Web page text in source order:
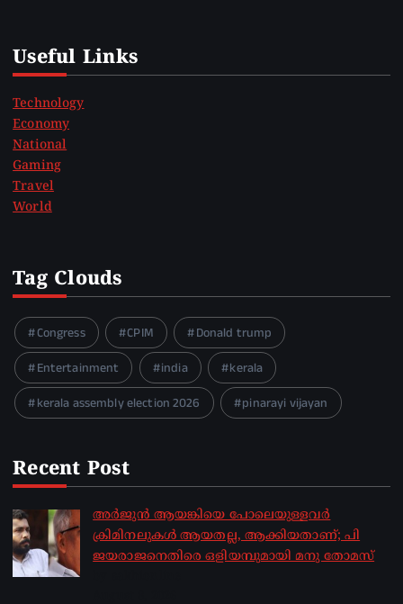
Useful Links
Technology
Economy
National
Gaming
Travel
World
Tag Clouds
Congress CPIM
Donald trump
Entertainment
india
kerala
kerala assembly election 2026
pinarayi vijayan
Recent Post
അർജുൻ ആയങ്കിയെ പോലെയുള്ളവർ
ക്രിമിനലുകൾ ആയതല്ല, ആക്കിയതാണ്; പി
ജയരാജനെതിരെ ഒളിയമ്പുമായി മനു തോമസ്